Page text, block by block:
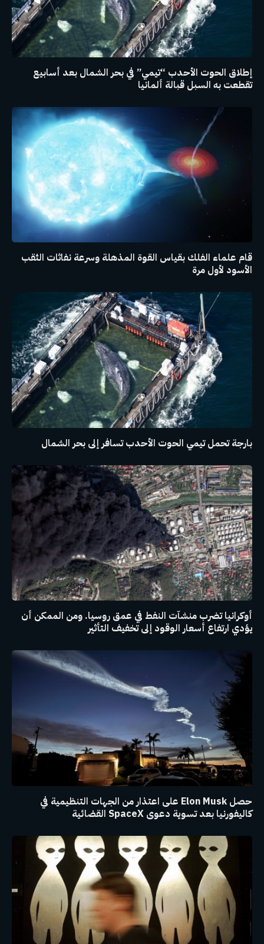
إطلاق الحوت الأحدب “تيمي” في بحر الشمال بعد أسابيع
تقطعت به السبل قبالة ألمانيا
قام علماء الفلك بقياس القوة المذهلة وسرعة نفاثات الثقب
الأسود لأول مرة
بارجة تحمل تيمي الحوت الأحدب تسافر إلى بحر الشمال
أوكرانيا تضرب منشآت النفط في عمق روسيا. ومن الممكن أن
يؤدي ارتفاع أسعار الوقود إلى تخفيف التأثير
حصل Elon Musk على اعتذار من الجهات التنظيمية في
كاليفورنيا بعد تسوية دعوى SpaceX القضائية